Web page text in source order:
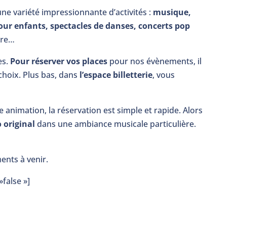
variété impressionnante d’activités : musique,
enfants, spectacles de danses, concerts pop
Pour réserver vos places pour nos évènements, il
Plus bas, dans l’espace billetterie, vous
la réservation est simple et rapide. Alors
original dans une ambiance musicale particulière.
à venir.
»]